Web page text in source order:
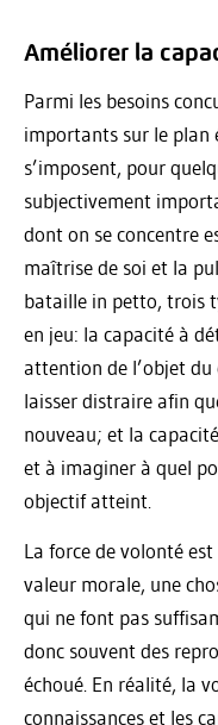
Améliorer la
Parmi les besoins
importants sur le plan
s’imposent, pour
subjectivement
dont on se concentre
maîtrise de soi et la
bataille in petto, trois
en jeu: la capacité à
attention de l’objet du
laisser distraire afin
nouveau; et la
et à imaginer à quel
objectif atteint.
La force de volonté
valeur morale, une
qui ne font pas
donc souvent des
échoué. En réalité, la
connaissances et les